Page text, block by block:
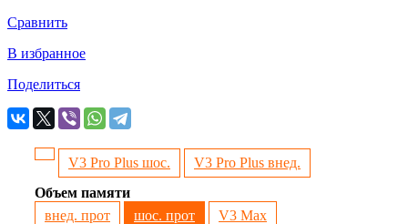
Сравнить
В избранное
Поделиться
V3 Pro Plus шос.
V3 Pro Plus внед.
Объем памяти
внед. прот
шос. прот V3 Max